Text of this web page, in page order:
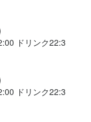
ドリンク22:3
ドリンク22:3